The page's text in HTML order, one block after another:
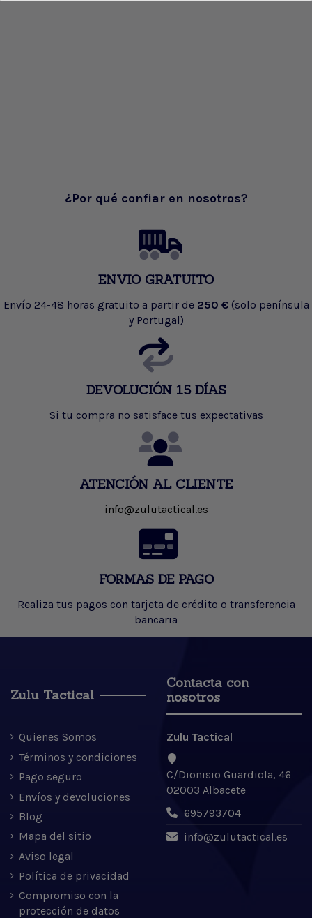
¿Por qué confiar en nosotros?
ENVIO GRATUITO
Envío 24-48 horas gratuito a partir de 250 € (solo península
y Portugal)
DEVOLUCIÓN 15 DÍAS
Si tu compra no satisface tus expectativas
ATENCIÓN AL CLIENTE
info@zulutactical.es
FORMAS DE PAGO
Realiza tus pagos con tarjeta de crédito o transferencia
bancaria
Zulu Tactical
Quienes Somos
Términos y condiciones
Pago seguro
Envíos y devoluciones
Blog
Mapa del sitio
Aviso legal
Política de privacidad
Compromiso con la
protección de datos
Contacta con
nosotros
Zulu Tactical
C/Dionisio Guardiola, 46
02003 Albacete
695793704
info@zulutactical.es